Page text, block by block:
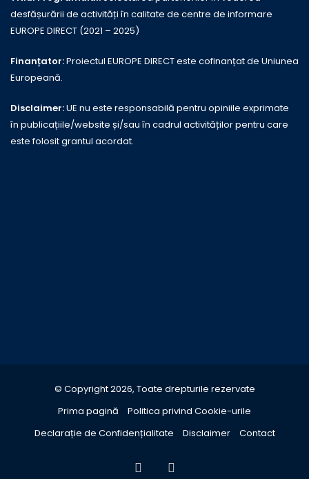
desfășurării de activități în calitate de centre de informare
EUROPE DIRECT (2021 – 2025)
Finanțator:Proiectul EUROPE DIRECT este cofinanțat de Uniunea
Europeană.
Disclaimer:UE nu este responsabilă pentru opiniile exprimate
în publicațiile/website și/sau în cadrul activităților pentru care
este folosit grantul acordat.
© Copyright 2026, Toate drepturile rezervate
Prima pagină
Politica privind Cookie-urile
Declarație de Confidențialitate
Disclaimer Contact
Facebook